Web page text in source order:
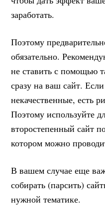
заработать.
Поэтому
обязательно.
не ставить с помощью
сразу на ваш сайт.
некачественные, есть
Поэтому используйте
второстепенный сайт
котором можно
В вашем случае еще
собирать (парсить)
нужной тематике.